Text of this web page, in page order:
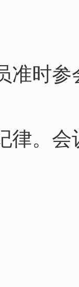
准时参
律。